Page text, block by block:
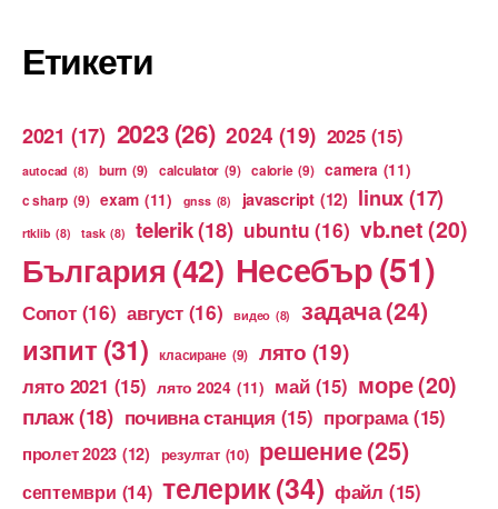
Етикети
2021 (17) 2023 (26) 2024 (19) 2025 (15)
autocad (8) burn (9) calculator (9) calorie (9) camera (11)
c sharp (9) exam (11) gnss (8) javascript (12) linux(17)
rtklib (8) task (8) telerik(18) ubuntu (16) vb.net(20)
България (42) Несебър(51)
Сопот (16) август (16) видео (8) задача(24)
изпит (31) класиране (9) лято (19)
лято 2021 (15) лято 2024 (11) май (15) море(20)
плаж(18) почивна станция (15) програма (15)
пролет 2023 (12) резултат (10) решение(25)
септември (14) телерик(34) файл (15)